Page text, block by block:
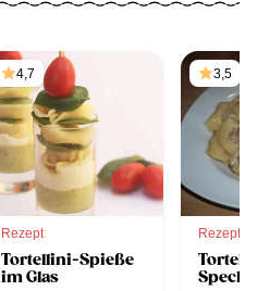
4,7
Rezept
Tortellini-Spieße
im Glas
3,5
Rezept
Speck-